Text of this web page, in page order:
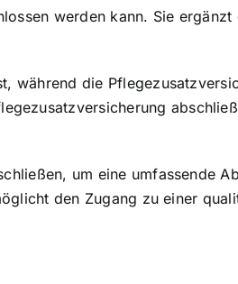
werden kann. Sie ergänzt
während die
um eine umfassende
den Zugang zu einer